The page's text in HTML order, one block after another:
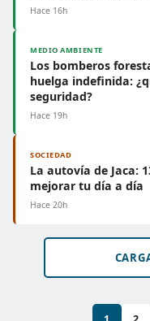
Hace 16h
MEDIO AMBIENTE
Los bomberos
huelga indefinida:
seguridad?
Hace 19h
SOCIEDAD
La autovía de Jaca:
mejorar tu día a día
Hace 20h